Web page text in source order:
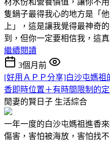
隻鍋子最得我心的地方是「
上」，這是讓我覺得最神奇
到，但你一定要相信我，這
繼續閱讀
3個月前
[好用ＡＰＰ分享]白沙屯媽
香即時位置＋有時間限制的定
閒妻的賢日子 生活綜合
一年一度的白沙屯媽祖進香
傷害，害怕被海放，害怕找